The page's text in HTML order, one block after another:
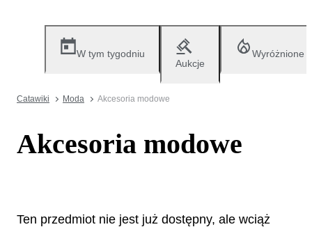
W tym tygodniu
Aukcje
Wyróżnione
Catawiki Moda Akcesoria modowe
Akcesoria modowe
Ten przedmiot nie jest już dostępny, ale wciąż